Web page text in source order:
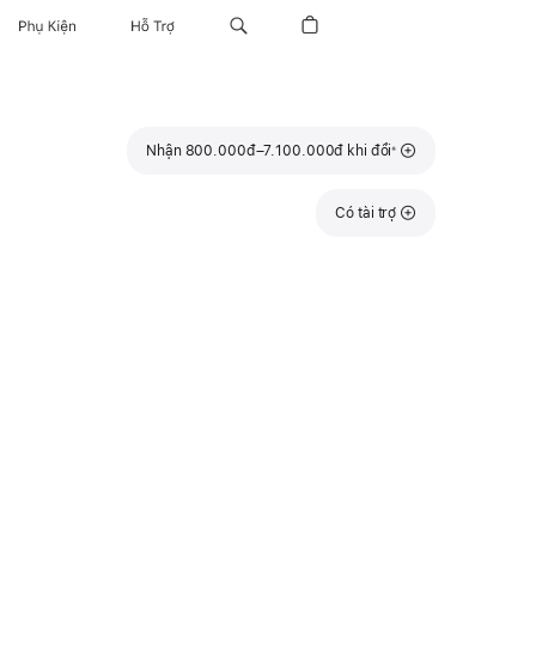
Phụ Kiện Hỗ Trợ
Nhận 800.000đ–7.100.000đ khi đổi
Chú
thích
※
Có tài trợ